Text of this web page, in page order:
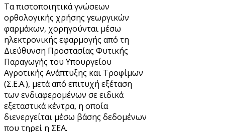
Τα πιστοποιητικά γνώσεων
ορθολογικής χρήσης γεωργικών
φαρμάκων, χορηγούνται μέσω
ηλεκτρονικής εφαρμογής από τη
Διεύθυνση Προστασίας Φυτικής
Παραγωγής του Υπουργείου
Αγροτικής Ανάπτυξης και Τροφίμων
(Σ.Ε.Α.), μετά από επιτυχή εξέταση
των ενδιαφερομένων σε ειδικά
εξεταστικά κέντρα, η οποία
διενεργείται μέσω βάσης δεδομένων
που τηρεί η ΣΕΑ.